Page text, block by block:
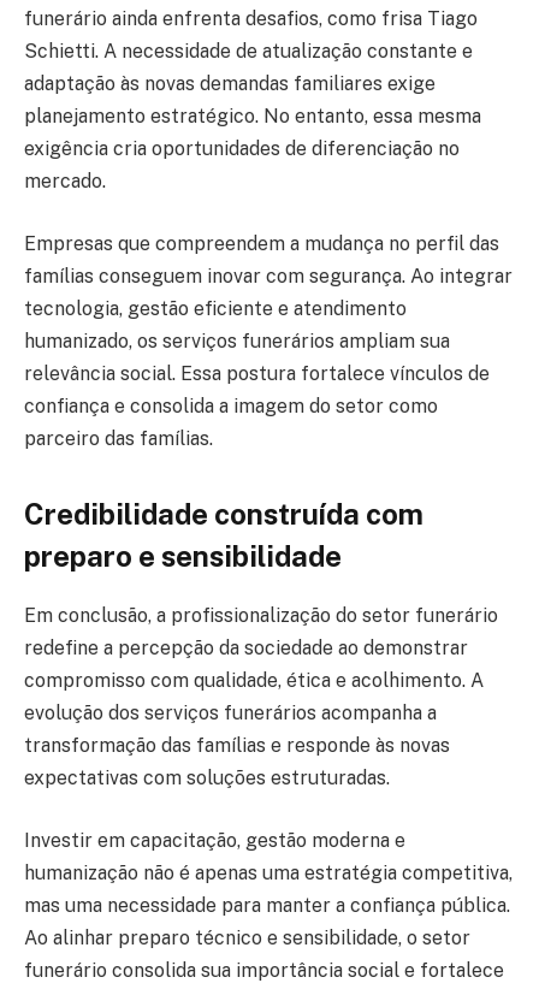
funerário ainda enfrenta desafios, como frisa Tiago
Schietti. A necessidade de atualização constante e
adaptação às novas demandas familiares exige
planejamento estratégico. No entanto, essa mesma
exigência cria oportunidades de diferenciação no
mercado.
Empresas que compreendem a mudança no perfil das
famílias conseguem inovar com segurança. Ao integrar
tecnologia, gestão eficiente e atendimento
humanizado, os serviços funerários ampliam sua
relevância social. Essa postura fortalece vínculos de
confiança e consolida a imagem do setor como
parceiro das famílias.
Credibilidade construída com
preparo e sensibilidade
Em conclusão, a profissionalização do setor funerário
redefine a percepção da sociedade ao demonstrar
compromisso com qualidade, ética e acolhimento. A
evolução dos serviços funerários acompanha a
transformação das famílias e responde às novas
expectativas com soluções estruturadas.
Investir em capacitação, gestão moderna e
humanização não é apenas uma estratégia competitiva,
mas uma necessidade para manter a confiança pública.
Ao alinhar preparo técnico e sensibilidade, o setor
funerário consolida sua importância social e fortalece